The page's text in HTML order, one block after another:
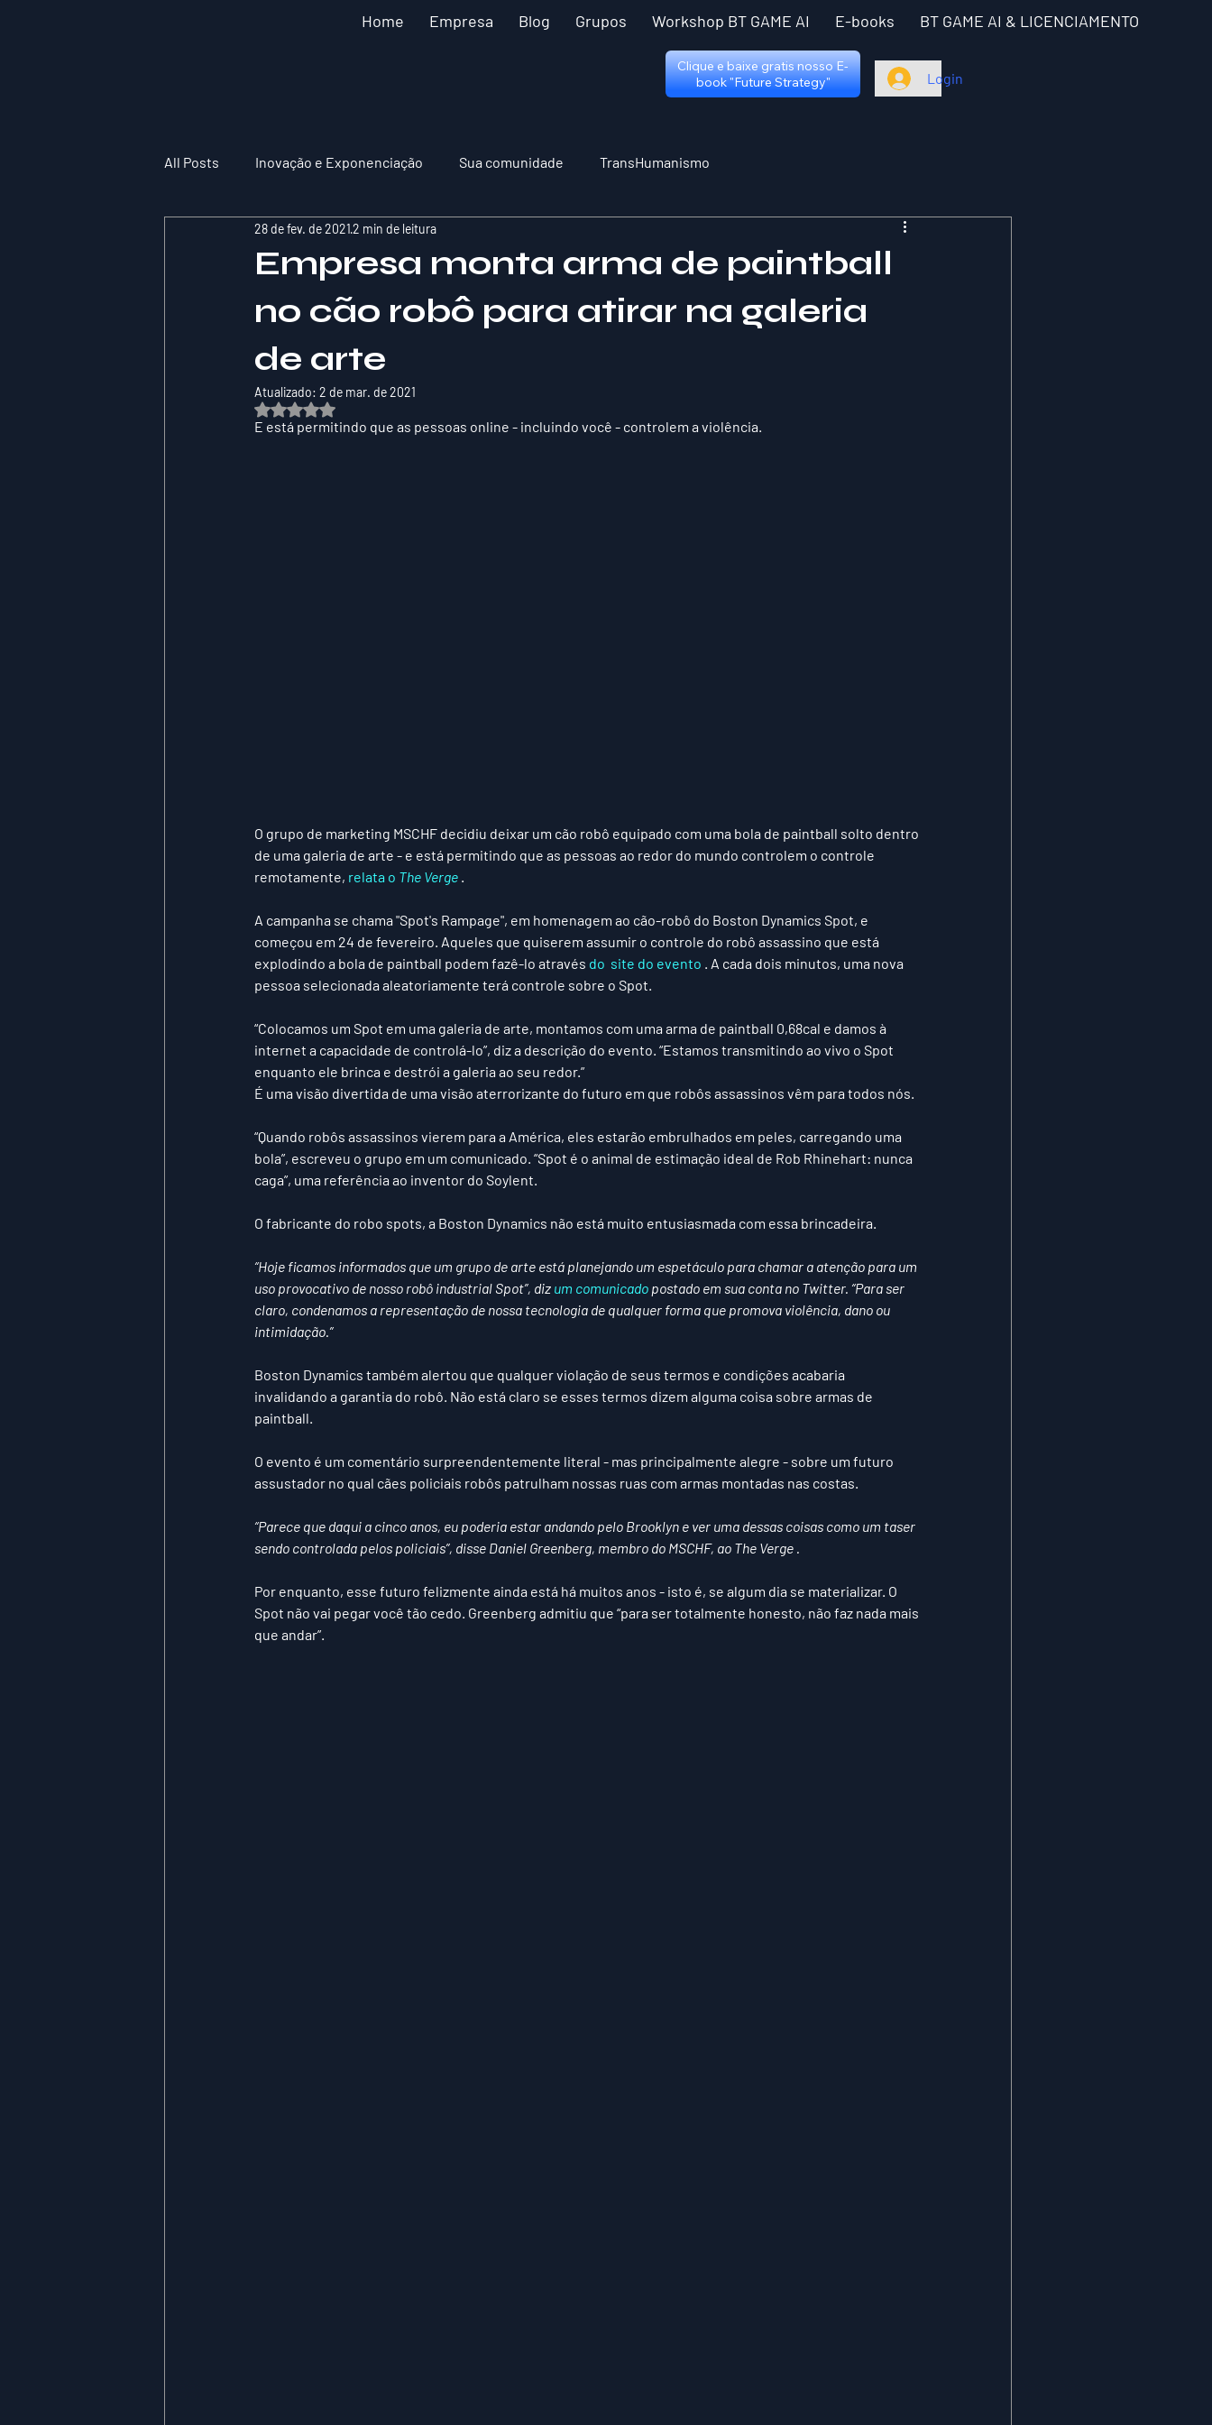
Home Empresa Blog Grupos Workshop BT GAME AI E-books BT GAME AI & LICENCIAMENTO
Clique e baixe gratis nosso E-
book "Future Strategy"
Login
All Posts Inovação e Exponenciação Sua comunidade TransHumanismo
Empresa monta arma de paintball
no cão robô para atirar na galeria
de arte
28 de fev. de 20212 min de leitura
Atualizado: 2 de mar. de 2021
Avaliado com NaN de 5 estrelas.
E está permitindo que as pessoas online - incluindo você - controlem a violência.
O grupo de marketing MSCHF decidiu deixar um cão robô equipado com uma bola de paintball solto dentro
de uma galeria de arte - e está permitindo que as pessoas ao redor do mundo controlem o controle
remotamente, relata o The Verge
A campanha se chama "Spot's Rampage", em homenagem ao cão-robô do Boston Dynamics Spot, e
começou em 24 de fevereiro. Aqueles que quiserem assumir o controle do robô assassino que está
explodindo a bola de paintball podem fazê-lo através do site do evento . A cada dois minutos, uma nova
pessoa selecionada aleatoriamente terá controle sobre o Spot.
“Colocamos um Spot em uma galeria de arte, montamos com uma arma de paintball 0,68cal e damos à
internet a capacidade de controlá-lo”, diz a descrição do evento. “Estamos transmitindo ao vivo o Spot
enquanto ele brinca e destrói a galeria ao seu redor.”
É uma visão divertida de uma visão aterrorizante do futuro em que robôs assassinos vêm para todos nós.
“Quando robôs assassinos vierem para a América, eles estarão embrulhados em peles, carregando uma
bola”, escreveu o grupo em um comunicado. “Spot é o animal de estimação ideal de Rob Rhinehart: nunca
caga”, uma referência ao inventor do Soylent.
O fabricante do robo spots, a Boston Dynamics não está muito entusiasmada com essa brincadeira.
“Hoje ficamos informados que um grupo de arte está planejando um espetáculo para chamar a atenção para um
uso provocativo de nosso robô industrial Spot”, diz um comunicado postado em sua conta no Twitter. “Para ser
claro, condenamos a representação de nossa tecnologia de qualquer forma que promova violência, dano ou
intimidação.”
Boston Dynamics também alertou que qualquer violação de seus termos e condições acabaria
invalidando a garantia do robô. Não está claro se esses termos dizem alguma coisa sobre armas de
paintball.
O evento é um comentário surpreendentemente literal - mas principalmente alegre - sobre um futuro
assustador no qual cães policiais robôs patrulham nossas ruas com armas montadas nas costas.
“Parece que daqui a cinco anos, eu poderia estar andando pelo Brooklyn e ver uma dessas coisas como um taser
sendo controlada pelos policiais”, disse Daniel Greenberg, membro do MSCHF, ao The Verge .
Por enquanto, esse futuro felizmente ainda está há muitos anos - isto é, se algum dia se materializar. O
Spot não vai pegar você tão cedo. Greenberg admitiu que “para ser totalmente honesto, não faz nada mais
que andar”.